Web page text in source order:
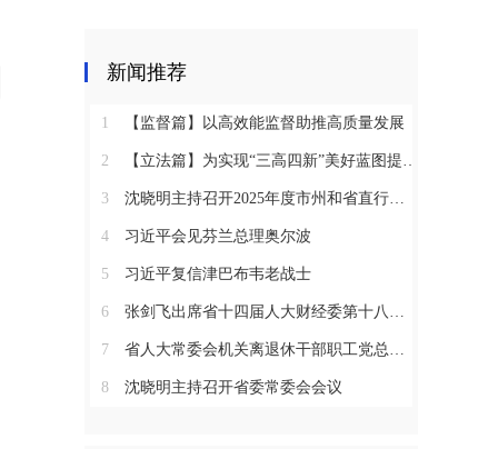
新闻推荐
1 【监督篇】以高效能监督助推高质量发展
2 【立法篇】为实现“三高四新”美好蓝图提供坚实法治保障
3 沈晓明主持召开2025年度市州和省直行业系统党（工）委书记抓基层党建工作述职评议会议
4 习近平会见芬兰总理奥尔波
5 习近平复信津巴布韦老战士
6 张剑飞出席省十四届人大财经委第十八次全体会议
7 省人大常委会机关离退休干部职工党总支召开2025年度总结表彰大会
8 沈晓明主持召开省委常委会会议